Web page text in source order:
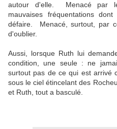
autour d'elle. Menacé par
mauvaises fréquentations
défaire. Menacé, surtout, par
d'oublier.
Aussi, lorsque Ruth lui
condition, une seule : ne
surtout pas de ce qui est arrivé
sous le ciel étincelant des
et Ruth, tout a basculé.